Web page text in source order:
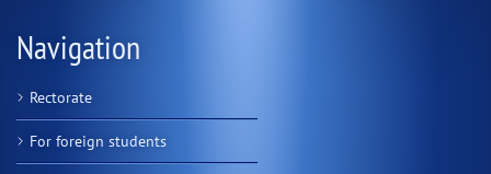
Navigation
Rectorate
For foreign students